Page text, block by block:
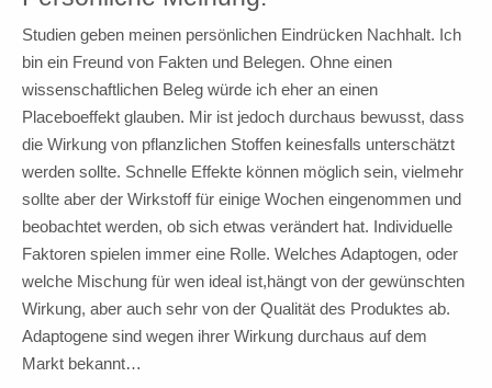
Studien geben meinen persönlichen Eindrücken Nachhalt. Ich
bin ein Freund von Fakten und Belegen. Ohne einen
wissenschaftlichen Beleg würde ich eher an einen
Placeboeffekt glauben. Mir ist jedoch durchaus bewusst, dass
die Wirkung von pflanzlichen Stoffen keinesfalls unterschätzt
werden sollte. Schnelle Effekte können möglich sein, vielmehr
sollte aber der Wirkstoff für einige Wochen eingenommen und
beobachtet werden, ob sich etwas verändert hat. Individuelle
Faktoren spielen immer eine Rolle. Welches Adaptogen, oder
welche Mischung für wen ideal ist,hängt von der gewünschten
Wirkung, aber auch sehr von der Qualität des Produktes ab.
Adaptogene sind wegen ihrer Wirkung durchaus auf dem
Markt bekannt…